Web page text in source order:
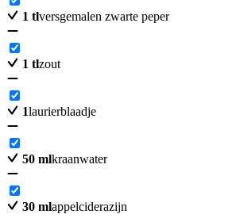
1 tlversgemalen zwarte peper
1 tlzout
1laurierblaadje
50 mlkraanwater
30 mlappelciderazijn